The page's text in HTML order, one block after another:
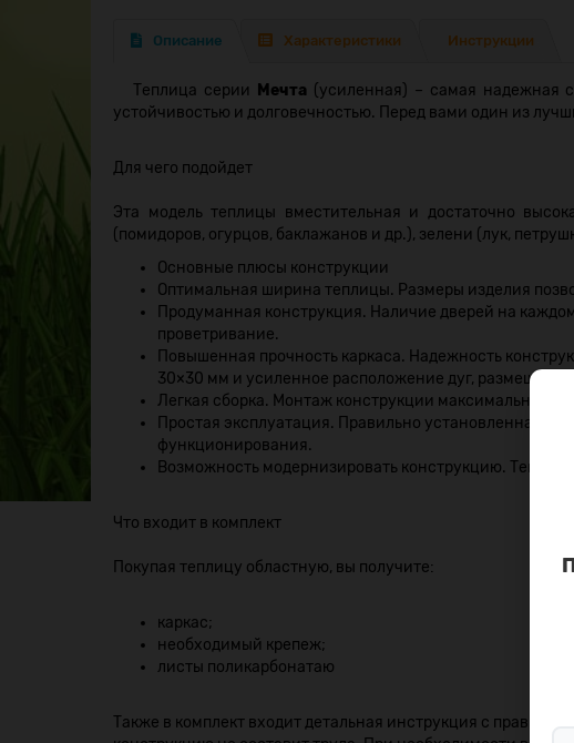
Описание Характеристики Инструкции
Теплица серии Мечта (усиленная) – самая надежная
устойчивостью и долговечностью. Перед вами один из
Для чего подойдет
Эта модель теплицы вместительная и достаточно
(помидоров, огурцов, баклажанов и др.), зелени (лук,
Основные плюсы конструкции
Оптимальная ширина теплицы. Размеры изделия
Продуманная конструкция. Наличие дверей на
проветривание.
Повышенная прочность каркаса. Надежность
30×30 мм и усиленное расположение дуг,
Легкая сборка. Монтаж конструкции максимально
Простая эксплуатация. Правильно установленная
функционирования.
Возможность модернизировать конструкцию.
Что входит в комплект
Покупая теплицу областную, вы получите:
каркас;
необходимый крепеж;
листы поликарбонатаю
Также в комплект входит детальная инструкция с